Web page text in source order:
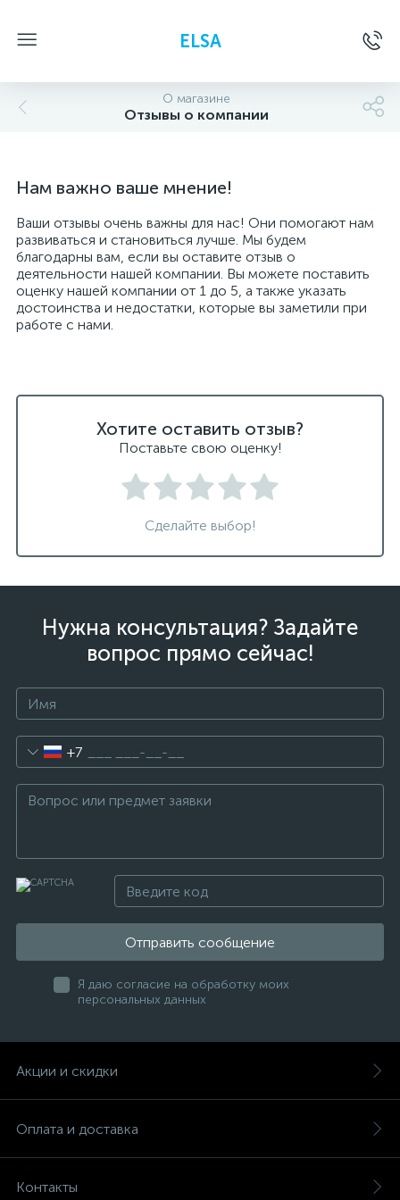
ELSA
О магазине
Отзывы о компании
Нам важно ваше мнение!
Ваши отзывы очень важны для нас! Они помогают нам
развиваться и становиться лучше. Мы будем
благодарны вам, если вы оставите отзыв о
деятельности нашей компании. Вы можете поставить
оценку нашей компании от 1 до 5, а также указать
достоинства и недостатки, которые вы заметили при
работе с нами.
Хотите оставить отзыв?
Поставьте свою оценку!
Сделайте выбор!
Нужна консультация? Задайте
вопрос прямо сейчас!
+7
Отправить сообщение
Я даю согласие на обработку моих
персональных данных
Акции и скидки
Оплата и доставка
Контакты